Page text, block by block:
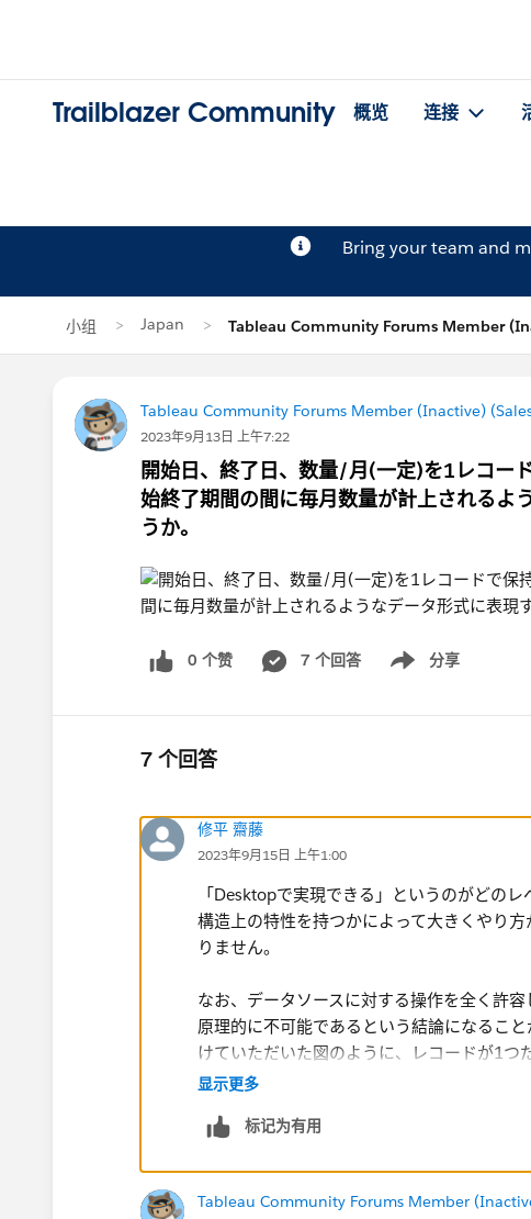
Trailblazer Community 概览 连接
Bring your team and
小组 Japan Tableau Community Forums Member
Tableau Community Forums Member (Inactive)
2023年9月13日 上午7:22
開始日、終了日、数量/月(一定)を1レコー
始終了期間の間に毎月数量が計上されるよ
うか。
0 个赞 7 个回答 分享
Show menu
7 个回答
修平 齋藤
2023年9月15日 上午1:00
「Desktopで実現できる」というのがどの
構造上の特性を持つかによって大きくやり
りません。
なお、データソースに対する操作を全く許
原理的に不可能であるという結論になるこ
けていただいた図のように、レコードが1つ
における具体例を示すことはできるかもしれ
显示更多
标记为有用
Tableau Community Forums Member